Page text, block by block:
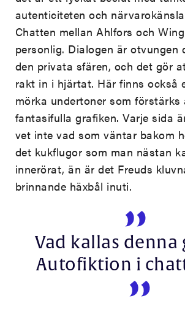
autenticiteten och
Chatten mellan Ahlfors och
personlig. Dialogen är otvungen
den privata sfären, och det gör
rakt in i hjärtat. Här finns också
mörka undertoner som förstärks
fantasifulla grafiken. Varje sida
vet inte vad som väntar bakom
det kukflugor som man nästan
innerörat, än är det Freuds
brinnande häxbål inuti.
Vad kallas denna
Autofiktion i